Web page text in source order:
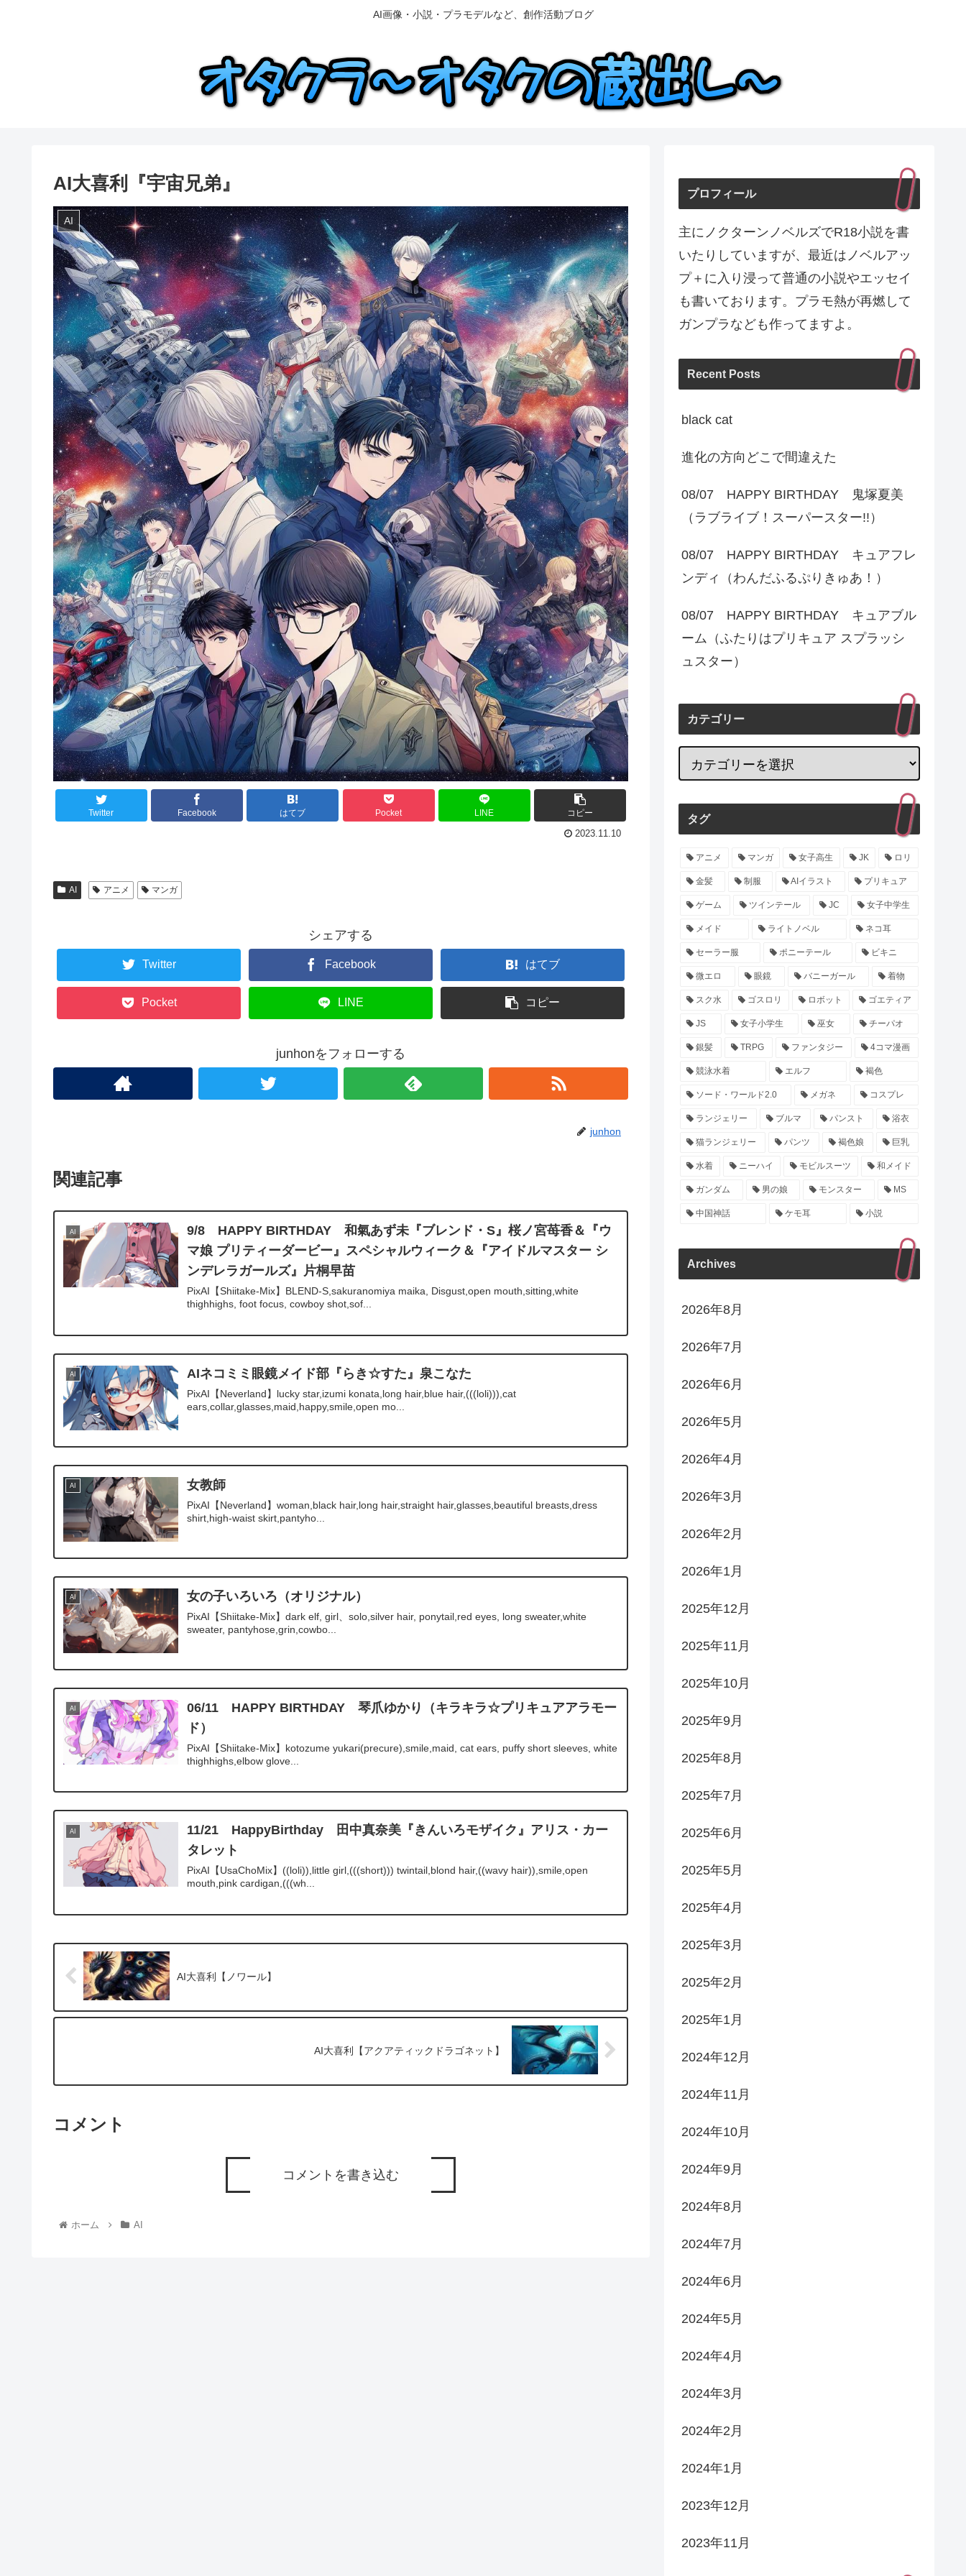
AI画像・小説・プラモデルなど、創作活動ブログ
AI大喜利『宇宙兄弟』
AI
Twitter Facebook はてブ Pocket LINE コピー
2023.11.10
AI アニメ マンガ
シェアする
Twitter Facebook はてブ
Pocket LINE コピー
junhonをフォローする
junhon
関連記事
AI
9/8 HAPPY BIRTHDAY 和氣あず未『ブレンド・S』桜ノ宮苺香＆『ウ
マ娘 プリティーダービー』スペシャルウィーク＆『アイドルマスター シ
ンデレラガールズ』片桐早苗
PixAI【Shiitake-Mix】BLEND-S,sakuranomiya maika, Disgust,open mouth,sitting,white
thighhighs, foot focus, cowboy shot,sof...
AI AIネコミミ眼鏡メイド部『らき☆すた』泉こなた
PixAI【Neverland】lucky star,izumi konata,long hair,blue hair,(((loli))),cat
ears,collar,glasses,maid,happy,smile,open mo...
AI 女教師
PixAI【Neverland】woman,black hair,long hair,straight hair,glasses,beautiful breasts,dress
shirt,high-waist skirt,pantyho...
AI 女の子いろいろ（オリジナル）
PixAI【Shiitake-Mix】dark elf, girl、solo,silver hair, ponytail,red eyes, long sweater,white
sweater, pantyhose,grin,cowbo...
AI
06/11 HAPPY BIRTHDAY 琴爪ゆかり（キラキラ☆プリキュアアラモー
ド）
PixAI【Shiitake-Mix】kotozume yukari(precure),smile,maid, cat ears, puffy short sleeves, white
thighhighs,elbow glove...
AI
11/21 HappyBirthday 田中真奈美『きんいろモザイク』アリス・カー
タレット
PixAI【UsaChoMix】((loli)),little girl,(((short))) twintail,blond hair,((wavy hair)),smile,open
mouth,pink cardigan,(((wh...
AI大喜利【ノワール】
AI大喜利【アクアティックドラゴネット】
コメント
コメントを書き込む
ホーム AI
プロフィール
主にノクターンノベルズでR18小説を書
いたりしていますが、最近はノベルアッ
プ＋に入り浸って普通の小説やエッセイ
も書いております。プラモ熱が再燃して
ガンプラなども作ってますよ。
Recent Posts
black cat
進化の方向どこで間違えた
08/07 HAPPY BIRTHDAY 鬼塚夏美
（ラブライブ！スーパースター!!）
08/07 HAPPY BIRTHDAY キュアフレ
ンディ（わんだふるぷりきゅあ！）
08/07 HAPPY BIRTHDAY キュアブル
ーム（ふたりはプリキュア スプラッシ
ュスター）
カテゴリー
タグ
アニメ マンガ 女子高生 JK ロリ
金髪 制服 AIイラスト プリキュア
ゲーム ツインテール JC 女子中学生
メイド ライトノベル ネコ耳
セーラー服 ポニーテール ビキニ
微エロ 眼鏡 バニーガール 着物
スク水 ゴスロリ ロボット ゴエティア
JS 女子小学生 巫女 チーパオ
銀髪 TRPG ファンタジー 4コマ漫画
競泳水着 エルフ 褐色
ソード・ワールド2.0 メガネ コスプレ
ランジェリー ブルマ パンスト 浴衣
猫ランジェリー パンツ 褐色娘 巨乳
水着 ニーハイ モビルスーツ 和メイド
ガンダム 男の娘 モンスター MS
中国神話 ケモ耳 小説
Archives
2026年8月
2026年7月
2026年6月
2026年5月
2026年4月
2026年3月
2026年2月
2026年1月
2025年12月
2025年11月
2025年10月
2025年9月
2025年8月
2025年7月
2025年6月
2025年5月
2025年4月
2025年3月
2025年2月
2025年1月
2024年12月
2024年11月
2024年10月
2024年9月
2024年8月
2024年7月
2024年6月
2024年5月
2024年4月
2024年3月
2024年2月
2024年1月
2023年12月
2023年11月